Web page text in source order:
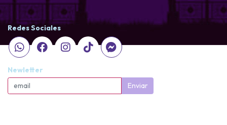
Redes Sociales
Newletter
Enviar